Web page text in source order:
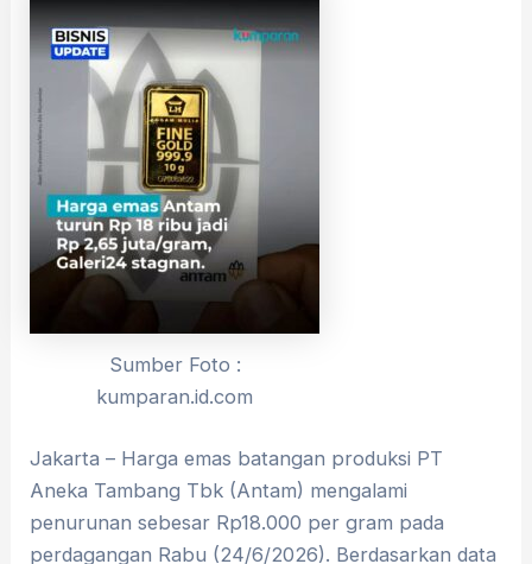
Sumber Foto :
kumparan.id.com
Jakarta – Harga emas batangan produksi PT
Aneka Tambang Tbk (Antam) mengalami
penurunan sebesar Rp18.000 per gram pada
perdagangan Rabu (24/6/2026). Berdasarkan data